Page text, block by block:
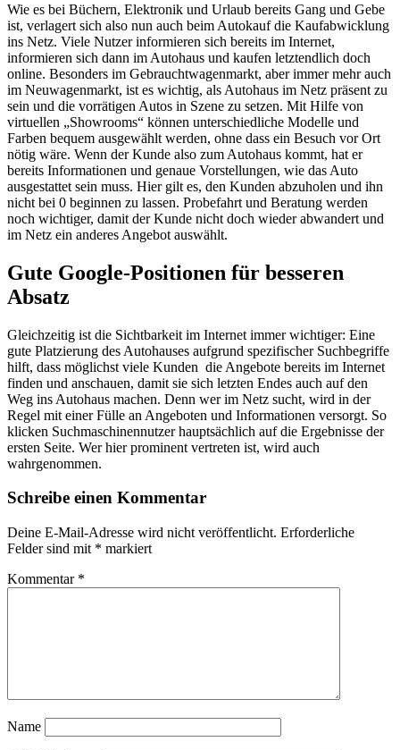
Wie es bei Büchern, Elektronik und Urlaub bereits Gang und Gebe
ist, verlagert sich also nun auch beim Autokauf die Kaufabwicklung
ins Netz. Viele Nutzer informieren sich bereits im Internet,
informieren sich dann im Autohaus und kaufen letztendlich doch
online. Besonders im Gebrauchtwagenmarkt, aber immer mehr auch
im Neuwagenmarkt, ist es wichtig, als Autohaus im Netz präsent zu
sein und die vorrätigen Autos in Szene zu setzen. Mit Hilfe von
virtuellen „Showrooms“ können unterschiedliche Modelle und
Farben bequem ausgewählt werden, ohne dass ein Besuch vor Ort
nötig wäre. Wenn der Kunde also zum Autohaus kommt, hat er
bereits Informationen und genaue Vorstellungen, wie das Auto
ausgestattet sein muss. Hier gilt es, den Kunden abzuholen und ihn
nicht bei 0 beginnen zu lassen. Probefahrt und Beratung werden
noch wichtiger, damit der Kunde nicht doch wieder abwandert und
im Netz ein anderes Angebot auswählt.
Gute Google-Positionen für besseren
Absatz
Gleichzeitig ist die Sichtbarkeit im Internet immer wichtiger: Eine
gute Platzierung des Autohauses aufgrund spezifischer Suchbegriffe
hilft, dass möglichst viele Kunden die Angebote bereits im Internet
finden und anschauen, damit sie sich letzten Endes auch auf den
Weg ins Autohaus machen. Denn wer im Netz sucht, wird in der
Regel mit einer Fülle an Angeboten und Informationen versorgt. So
klicken Suchmaschinennutzer hauptsächlich auf die Ergebnisse der
ersten Seite. Wer hier prominent vertreten ist, wird auch
wahrgenommen.
Schreibe einen Kommentar
Deine E-Mail-Adresse wird nicht veröffentlicht. Erforderliche
Felder sind mit * markiert
Kommentar *
Name